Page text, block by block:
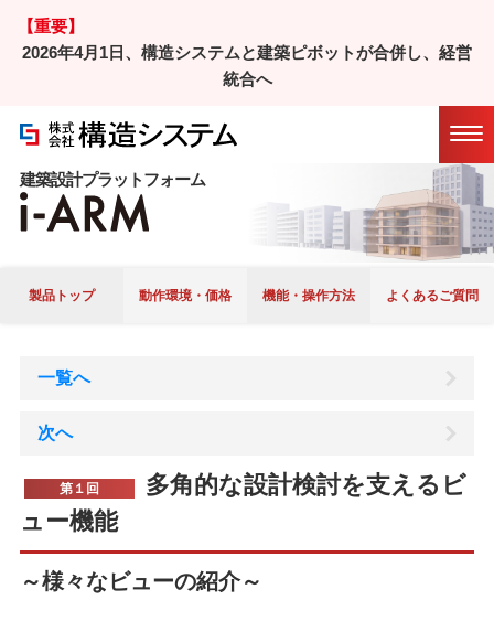
【重要】
2026年4月1日、構造システムと建築ピボットが合併し、経営
統合へ
おすすめ機能紹介/
建築設計プラットフォーム
製品トップ 動作環境・価格 機能・操作方法 よくあるご質問
一覧へ
次へ
第１回
多角的な設計検討を支えるビ
ュー機能
～様々なビューの紹介～